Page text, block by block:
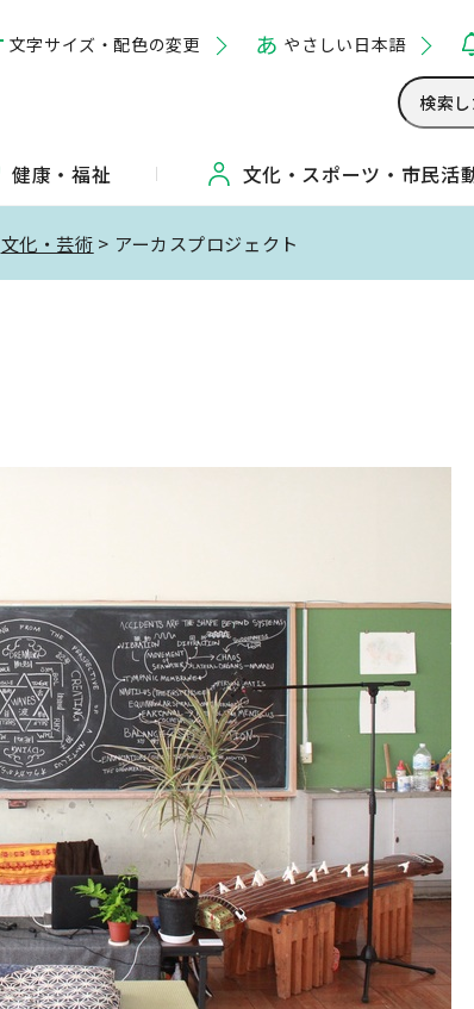
文字サイズ・配色の変更 やさしい日本語
健康・福祉 文化・ スポーツ・ 市民活
文化・芸術 > アーカスプロジェクト